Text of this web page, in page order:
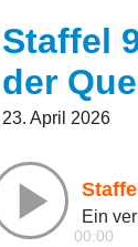
Staffel
der
23. April 2026
00:00